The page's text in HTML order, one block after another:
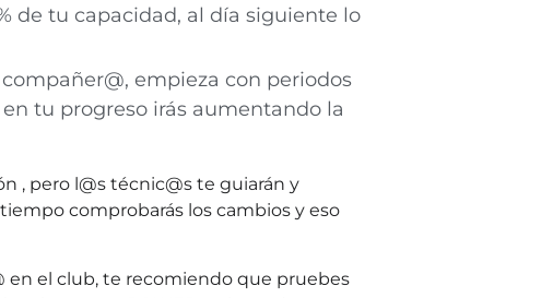
de tu capacidad, al día siguiente lo
empieza con periodos
tu progreso irás aumentando la
, pero l@s técnic@s te guiarán y
comprobarás los cambios y eso
en el club, te recomiendo que pruebes